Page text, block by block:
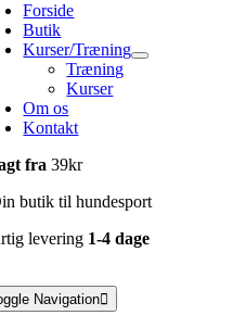
Forside
Butik
Kurser/Træning
Træning
Kurser
Om os
Kontakt
fra39kr
butik til hundesport
levering 1-4 dage
Navigation